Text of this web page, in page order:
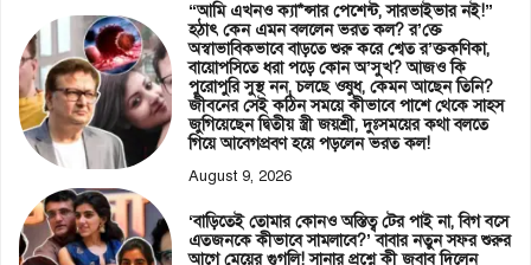
“আমি এখনও ক্যা*ন্সার পেশেন্ট, সারভাইভার নই!”
হঠাৎ কেন এমন বললেন ভরত কল? র’ক্তে
অস্বাভাবিকভাবে বাড়তে শুরু করে শ্বেত র’ক্তকণিকা,
বায়োপসিতে ধরা পড়ে কোন অ’সুখ? আজও কি
পুরোপুরি সুস্থ নন, চলছে ওষুধ, কেমন আছেন তিনি?
জীবনের সেই কঠিন সময়ে কীভাবে পাশে থেকে সাহস
জুগিয়েছেন দ্বিতীয় স্ত্রী জয়শ্রী, দুঃসময়ের কথা বলতে
গিয়ে আবেগপ্রবণ হয়ে পড়লেন ভরত কল!
August 9, 2026
‘বাড়িতেই তোমার কোনও অস্তিত্ব টের পাই না, বিগ বসে
এতজনকে কীভাবে সামলাবে?’ বাবার নতুন সফর শুরুর
আগে মেয়ের গুগলি! সানার প্রশ্নে কী জবাব দিলেন